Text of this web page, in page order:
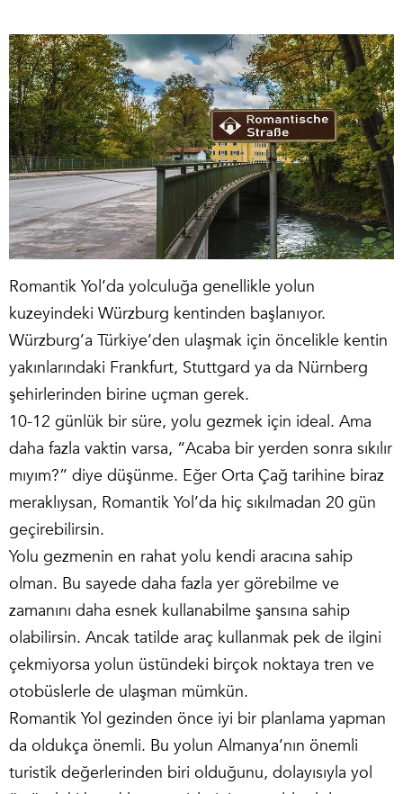
Romantik Yol’da yolculuğa genellikle yolun
kuzeyindeki Würzburg kentinden başlanıyor.
Würzburg’a Türkiye’den ulaşmak için öncelikle kentin
yakınlarındaki Frankfurt, Stuttgard ya da Nürnberg
şehirlerinden birine uçman gerek.
10-12 günlük bir süre, yolu gezmek için ideal. Ama
daha fazla vaktin varsa, “Acaba bir yerden sonra sıkılır
mıyım?” diye düşünme. Eğer Orta Çağ tarihine biraz
meraklıysan, Romantik Yol’da hiç sıkılmadan 20 gün
geçirebilirsin.
Yolu gezmenin en rahat yolu kendi aracına sahip
olman. Bu sayede daha fazla yer görebilme ve
zamanını daha esnek kullanabilme şansına sahip
olabilirsin. Ancak tatilde araç kullanmak pek de ilgini
çekmiyorsa yolun üstündeki birçok noktaya tren ve
otobüslerle de ulaşman mümkün.
Romantik Yol gezinden önce iyi bir planlama yapman
da oldukça önemli. Bu yolun Almanya’nın önemli
turistik değerlerinden biri olduğunu, dolayısıyla yol